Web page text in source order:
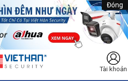
Đóng
Tài khoản